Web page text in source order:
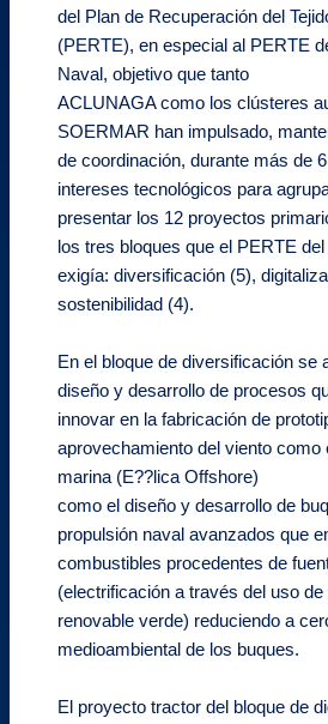
del Plan de Recuperación del
(PERTE), en especial al PERTE
Naval, objetivo que tanto
ACLUNAGA como los clústeres
SOERMAR han impulsado,
de coordinación, durante más de
intereses tecnológicos para
presentar los 12 proyectos
los tres bloques que el PERTE
exigía: diversificación (5),
sostenibilidad (4).
En el bloque de diversificación se
diseño y desarrollo de procesos
innovar en la fabricación de
aprovechamiento del viento como
marina (E??lica Offshore)
como el diseño y desarrollo de
propulsión naval avanzados que
combustibles procedentes de
(electrificación a través del uso
renovable verde) reduciendo a
medioambiental de los buques.
El proyecto tractor del bloque de